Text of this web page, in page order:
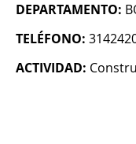
DEPARTAMENTO:
TELÉFONO:
ACTIVIDAD: